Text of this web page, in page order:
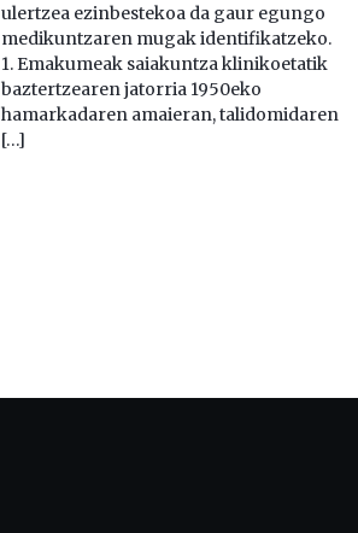
ulertzea ezinbestekoa da gaur egungo
medikuntzaren mugak identifikatzeko.
1. Emakumeak saiakuntza klinikoetatik
baztertzearen jatorria 1950eko
hamarkadaren amaieran, talidomidaren
[…]